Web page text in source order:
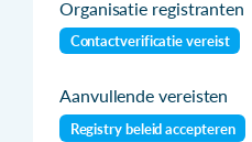
Organisatie registranten
Contactverificatie vereist
Aanvullende vereisten
Registry beleid accepteren